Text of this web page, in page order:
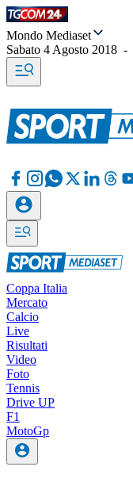
Mondo Mediaset
Sabato 4 Agosto 2018 -
Coppa Italia
Mercato
Calcio
Live
Risultati
Video
Foto
Tennis
Drive UP
F1
MotoGp